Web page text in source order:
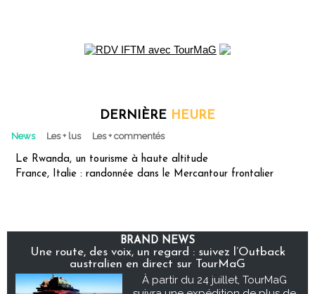
DERNIÈRE HEURE
News Les + lus Les + commentés
Le Rwanda, un tourisme à haute altitude
France, Italie : randonnée dans le Mercantour frontalier
BRAND NEWS
Une route, des voix, un regard : suivez l’Outback
australien en direct sur TourMaG
À partir du 24 juillet, TourMaG